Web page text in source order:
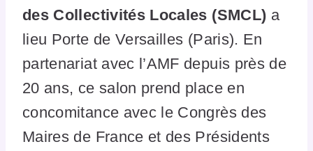
des Collectivités Locales (SMCL) a
lieu Porte de Versailles (Paris). En
partenariat avec l’AMF depuis près de
20 ans, ce salon prend place en
concomitance avec le Congrès des
Maires de France et des Présidents